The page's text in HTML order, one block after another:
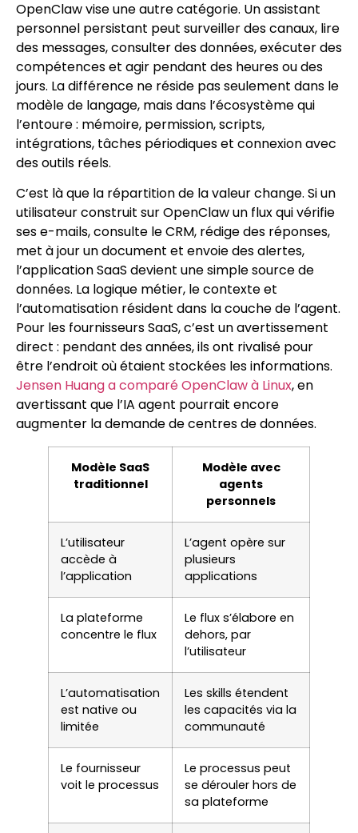
OpenClaw vise une autre catégorie. Un assistant
personnel persistant peut surveiller des canaux, lire
des messages, consulter des données, exécuter des
compétences et agir pendant des heures ou des
jours. La différence ne réside pas seulement dans le
modèle de langage, mais dans l’écosystème qui
l’entoure : mémoire, permission, scripts,
intégrations, tâches périodiques et connexion avec
des outils réels.
C’est là que la répartition de la valeur change. Si un
utilisateur construit sur OpenClaw un flux qui vérifie
ses e-mails, consulte le CRM, rédige des réponses,
met à jour un document et envoie des alertes,
l’application SaaS devient une simple source de
données. La logique métier, le contexte et
l’automatisation résident dans la couche de l’agent.
Pour les fournisseurs SaaS, c’est un avertissement
direct : pendant des années, ils ont rivalisé pour
être l’endroit où étaient stockées les informations.
Jensen Huang a comparé OpenClaw à Linux, en
avertissant que l’IA agent pourrait encore
augmenter la demande de centres de données.
Modèle SaaS
traditionnel
Modèle avec
agents
personnels
L’utilisateur
accède à
l’application
L’agent opère sur
plusieurs
applications
La plateforme
concentre le flux
Le flux s’élabore en
dehors, par
l’utilisateur
L’automatisation
est native ou
limitée
Les skills étendent
les capacités via la
communauté
Le fournisseur
voit le processus
Le processus peut
se dérouler hors de
sa plateforme